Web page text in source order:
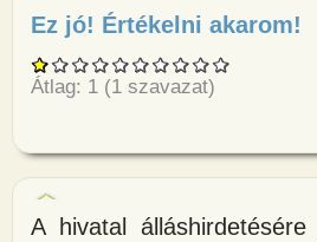
Ez jó! Értékelni akarom!
Átlag: 1 (1 szavazat)
A hivatal